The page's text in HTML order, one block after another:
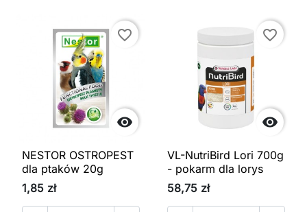

favorite_border
NESTOR OSTROPEST
dla ptaków 20g
1,85 zł

favorite_border
VL-NutriBird Lori 700g
- pokarm dla lorys
58,75 zł